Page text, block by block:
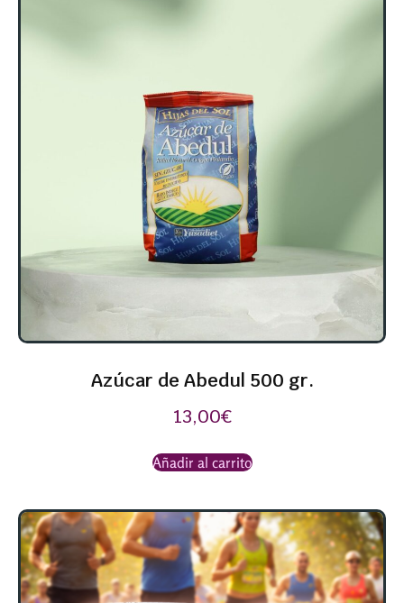
Azúcar de Abedul 500 gr.
13,00€
Añadir al carrito